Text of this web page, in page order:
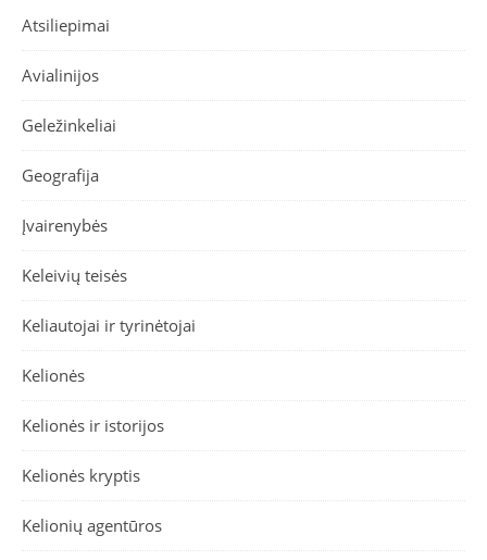
Atsiliepimai
Avialinijos
Geležinkeliai
Geografija
Įvairenybės
Keleivių teisės
Keliautojai ir tyrinėtojai
Kelionės
Kelionės ir istorijos
Kelionės kryptis
Kelionių agentūros